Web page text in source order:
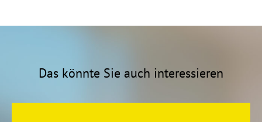
Das könnte Sie auch interessieren